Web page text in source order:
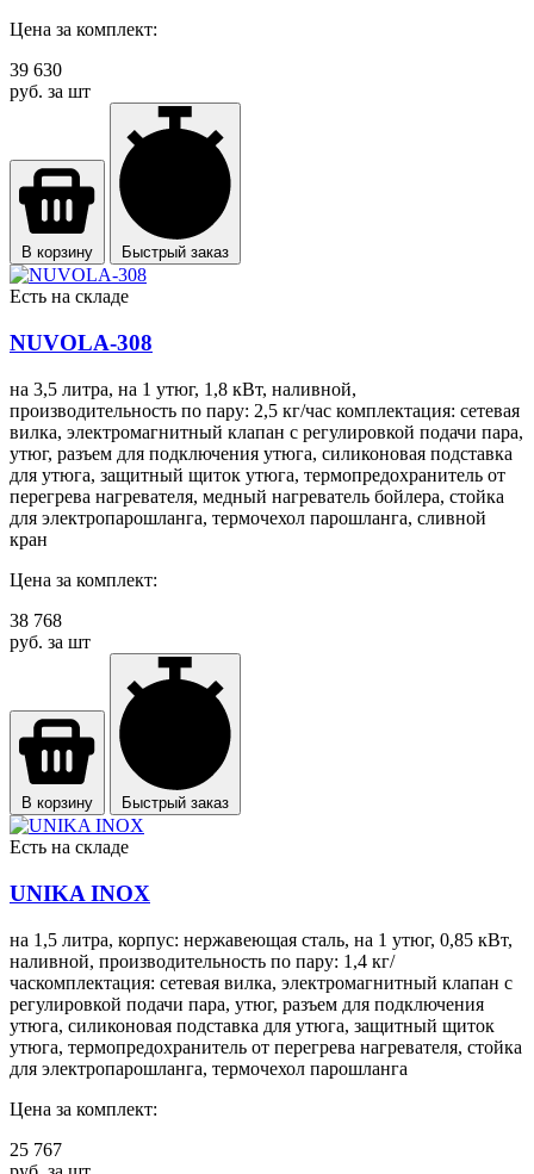
Цена за комплект:
39 630
руб. за шт
В корзину Быстрый заказ
Есть на складе
NUVOLA-308
на 3,5 литра, на 1 утюг, 1,8 кВт, наливной,
производительность по пару: 2,5 кг/час комплектация: сетевая
вилка, электромагнитный клапан с регулировкой подачи пара,
утюг, разъем для подключения утюга, силиконовая подставка
для утюга, защитный щиток утюга, термопредохранитель от
перегрева нагревателя, медный нагреватель бойлера, стойка
для электропарошланга, термочехол парошланга, сливной
кран
Цена за комплект:
38 768
руб. за шт
В корзину Быстрый заказ
Есть на складе
UNIKA INOX
на 1,5 литра, корпус: нержавеющая сталь, на 1 утюг, 0,85 кВт,
наливной, производительность по пару: 1,4 кг/
часкомплектация: сетевая вилка, электромагнитный клапан с
регулировкой подачи пара, утюг, разъем для подключения
утюга, силиконовая подставка для утюга, защитный щиток
утюга, термопредохранитель от перегрева нагревателя, стойка
для электропарошланга, термочехол парошланга
Цена за комплект:
25 767